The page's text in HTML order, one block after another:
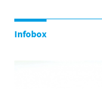
Infobox